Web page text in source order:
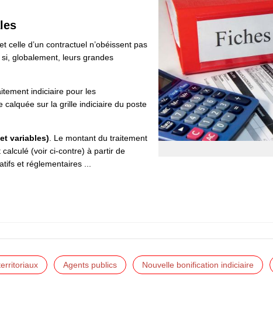
celle d’un contractuel n’obéissent pas
globalement, leurs grandes
indiciaire pour les
calquée sur la grille indiciaire du poste
variables) . Le montant du traitement
(voir ci-contre) à partir de
et réglementaires ...
Agents publics Nouvelle bonification indiciaire